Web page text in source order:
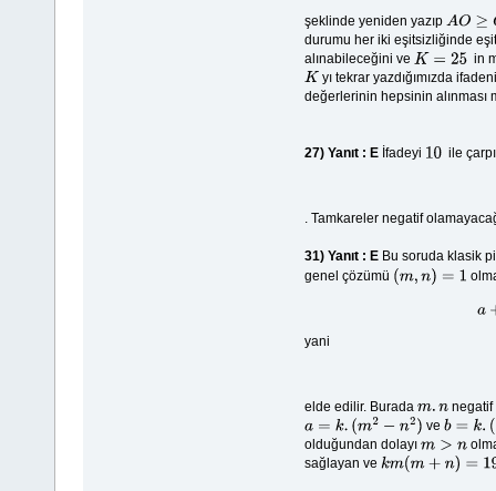
şeklinde yeniden yazıp AO≥ GO
durumu her iki eşitsizliğinde
alınabileceğini ve K= 25
in
K yı tekrar yazdığımızda
değerlerinin hepsinin alınması
27) Yanıt : E İfadeyi 10ile
. Tamkareler negatif
31) Yanıt : E Bu soruda klasik
genel çözümü (m,n )=1
yani
elde edilir. Burada m.n
negatif
a=k.( m2−n2) ve b=k. 2m
olduğundan dolayı m> n
sağlayan ve km(m+n)= 19.53